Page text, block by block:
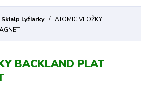
Skialp Lyžiarky
ATOMIC VLOŽKY
BACKLAND PLAT